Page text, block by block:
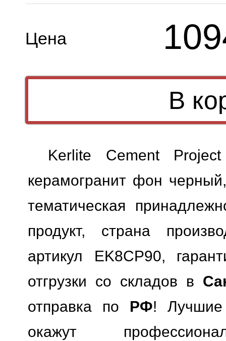
Цена
Kerlite Cement
керамогранит фон
тематическая
продукт, страна
артикул EK8CP90,
отгрузки со складов в
отправка по РФ! Лучшие
окажут